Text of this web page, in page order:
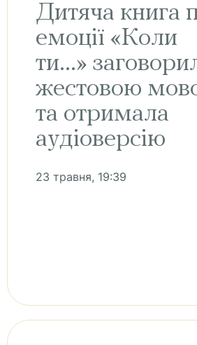
Дитяча книга
емоції «Коли
ти...»
жестовою
та отримала
аудіоверсію
23 травня, 19:39